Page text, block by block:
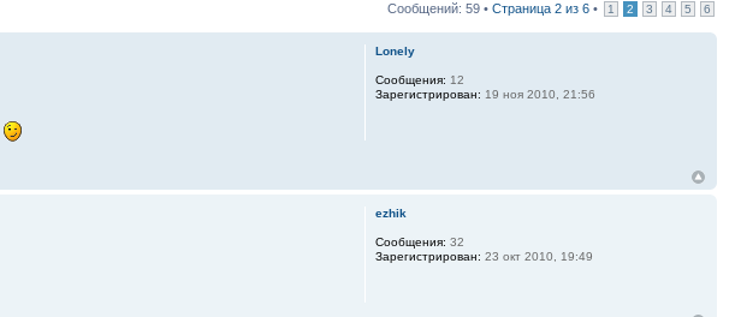
Сообщений: 59 • Страница 2 из 6 • 1 2 3 4 5 6
Lonely
Сообщения: 12
Зарегистрирован: 19 ноя 2010, 21:56
ezhik
Сообщения: 32
Зарегистрирован: 23 окт 2010, 19:49